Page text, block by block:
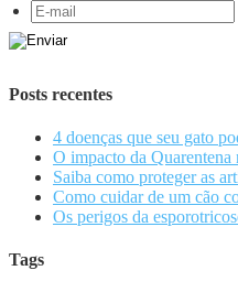
Posts recentes
4 doenças que seu gato
O impacto da Quarentena
Saiba como proteger as
Como cuidar de um cão
Os perigos da
Tags